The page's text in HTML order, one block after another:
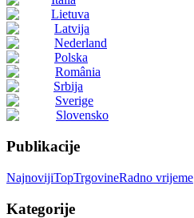
Lietuva
Latvija
Nederland
Polska
România
Srbija
Sverige
Slovensko
Publikacije
NajnovijiTopTrgovineRadno vrijeme
Kategorije